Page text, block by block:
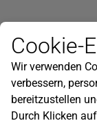
Newsletter
Infos zu neuen
unserem
Jetzt anmelden
Cookie-
Wir verwenden
verbessern,
bereitzustellen
Durch Klicken